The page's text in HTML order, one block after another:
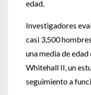
edad.
Investigadores
casi 3,500
una media de
Whitehall II, un
seguimiento a